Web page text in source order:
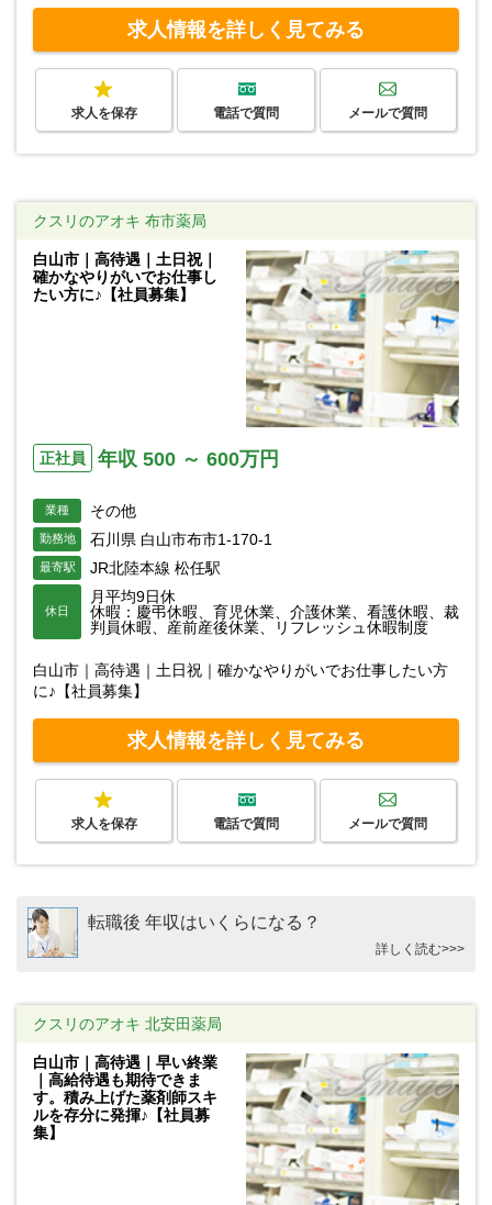
求人情報を詳しく見てみる
求人を保存 電話で質問 メールで質問
クスリのアオキ 布市薬局
白山市｜高待遇｜土日祝｜
確かなやりがいでお仕事し
たい方に♪【社員募集】
正社員 年収 500 ～ 600万円
業種 その他
勤務地 石川県 白山市布市1-170-1
最寄駅 JR北陸本線 松任駅
休日
月平均9日休
休暇：慶弔休暇、育児休業、介護休業、看護休暇、裁
判員休暇、産前産後休業、リフレッシュ休暇制度
白山市｜高待遇｜土日祝｜確かなやりがいでお仕事したい方
に♪【社員募集】
求人情報を詳しく見てみる
求人を保存 電話で質問 メールで質問
転職後 年収はいくらになる？
詳しく読む>>>
クスリのアオキ 北安田薬局
白山市｜高待遇｜早い終業
｜高給待遇も期待できま
す。積み上げた薬剤師スキ
ルを存分に発揮♪【社員募
集】